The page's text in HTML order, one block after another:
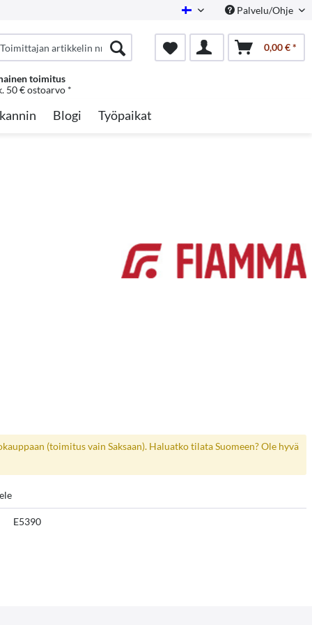
Finnish Palvelu/Ohje
0,00 € *
toimitus
50 € ostoarvo *
Blogi Työpaikat
(toimitus vain Saksaan). Haluatko tilata Suomeen? Ole hyvä
E5390